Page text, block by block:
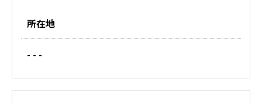
所在地
- - -